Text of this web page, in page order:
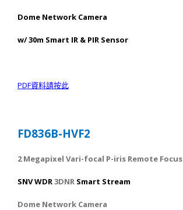
Dome Network Camera
w/ 30m Smart IR & PIR Sensor
PDF資料請按此
FD836B-HVF2
2 Megapixel Vari-focal P-iris Remote Focus
SNV WDR3DNR Smart Stream
Dome Network Camera